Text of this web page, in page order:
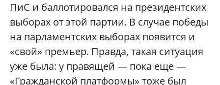
ПиС и баллотировался на президентских
выборах от этой партии. В случае победы
на парламентских выборах появится и
«свой» премьер. Правда, такая ситуация
уже была: у правящей — пока еще —
«Гражданской платформы» тоже был